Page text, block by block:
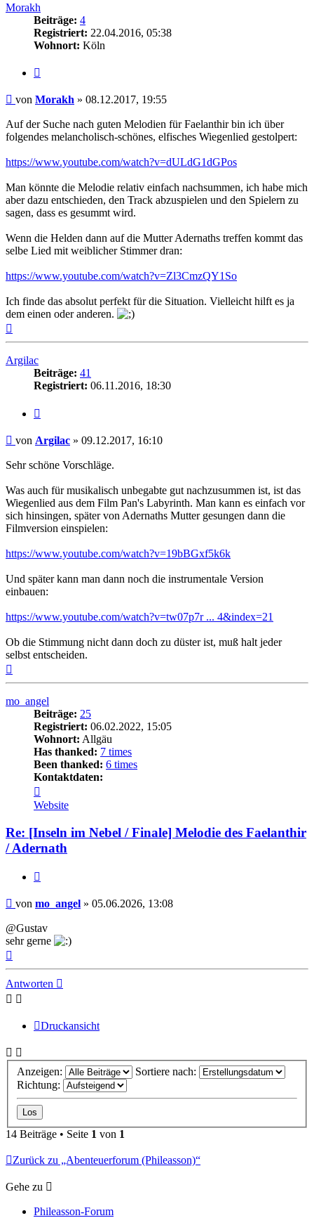
Morakh
Beiträge: 4
Registriert: 22.04.2016, 05:38
Wohnort: Köln
Beitrag
von Morakh » 08.12.2017, 19:55
Auf der Suche nach guten Melodien für Faelanthir bin ich über
folgendes melancholisch-schönes, elfisches Wiegenlied gestolpert:
https://www.youtube.com/watch?v=dULdG1dGPos
Man könnte die Melodie relativ einfach nachsummen, ich habe mich
aber dazu entschieden, den Track abzuspielen und den Spielern zu
sagen, dass es gesummt wird.
Wenn die Helden dann auf die Mutter Adernaths treffen kommt das
selbe Lied mit weiblicher Stimmer dran:
https://www.youtube.com/watch?v=Zl3CmzQY1So
Ich finde das absolut perfekt für die Situation. Vielleicht hilft es ja
dem einen oder anderen.
Argilac
Beiträge: 41
Registriert: 06.11.2016, 18:30
Beitrag
von Argilac » 09.12.2017, 16:10
Sehr schöne Vorschläge.
Was auch für musikalisch unbegabte gut nachzusummen ist, ist das
Wiegenlied aus dem Film Pan's Labyrinth. Man kann es einfach vor
sich hinsingen, später von Adernaths Mutter gesungen dann die
Filmversion einspielen:
https://www.youtube.com/watch?v=19bBGxf5k6k
Und später kann man dann noch die instrumentale Version
einbauen:
https://www.youtube.com/watch?v=tw07p7r ... 4&index=21
Ob die Stimmung nicht dann doch zu düster ist, muß halt jeder
selbst entscheiden.
mo_angel
Beiträge: 25
Registriert: 06.02.2022, 15:05
Wohnort: Allgäu
Has thanked: 7 times
Been thanked: 6 times
Kontaktdaten:
von
mo_angel
Website
Re: [Inseln im Nebel / Finale] Melodie des Faelanthir
/ Adernath
Beitrag
von mo_angel » 05.06.2026, 13:08
@Gustav
sehr gerne
Antworten
Druckansicht
Anzeigen:
Sortiere nach:
Richtung:
14 Beiträge • Seite 1 von 1
Zurück zu „Abenteuerforum (Phileasson)“
Gehe zu
Phileasson-Forum